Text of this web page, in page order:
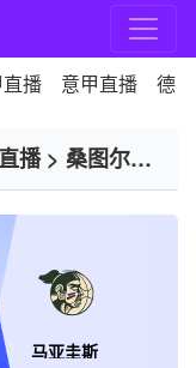
播 意甲直播 德
播> 桑图尔塞
马亚圭斯